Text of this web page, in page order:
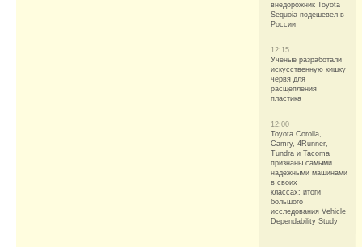
внедорожник Toyota
Sequoia подешевел в
России
12:15
Ученые разработали
искусственную кишку
червя для
расщепления
пластика
12:00
Toyota Corolla,
Camry, 4Runner,
Tundra и Tacoma
признаны самыми
надежными машинами
в своих
классах: итоги
большого
исследования Vehicle
Dependability Study